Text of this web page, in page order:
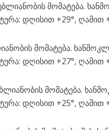
მომატება.
დღისით +29°, ღამით
მომატება.
დღისით +27°, ღამით
მომატება.
დღისით +25°, ღამით